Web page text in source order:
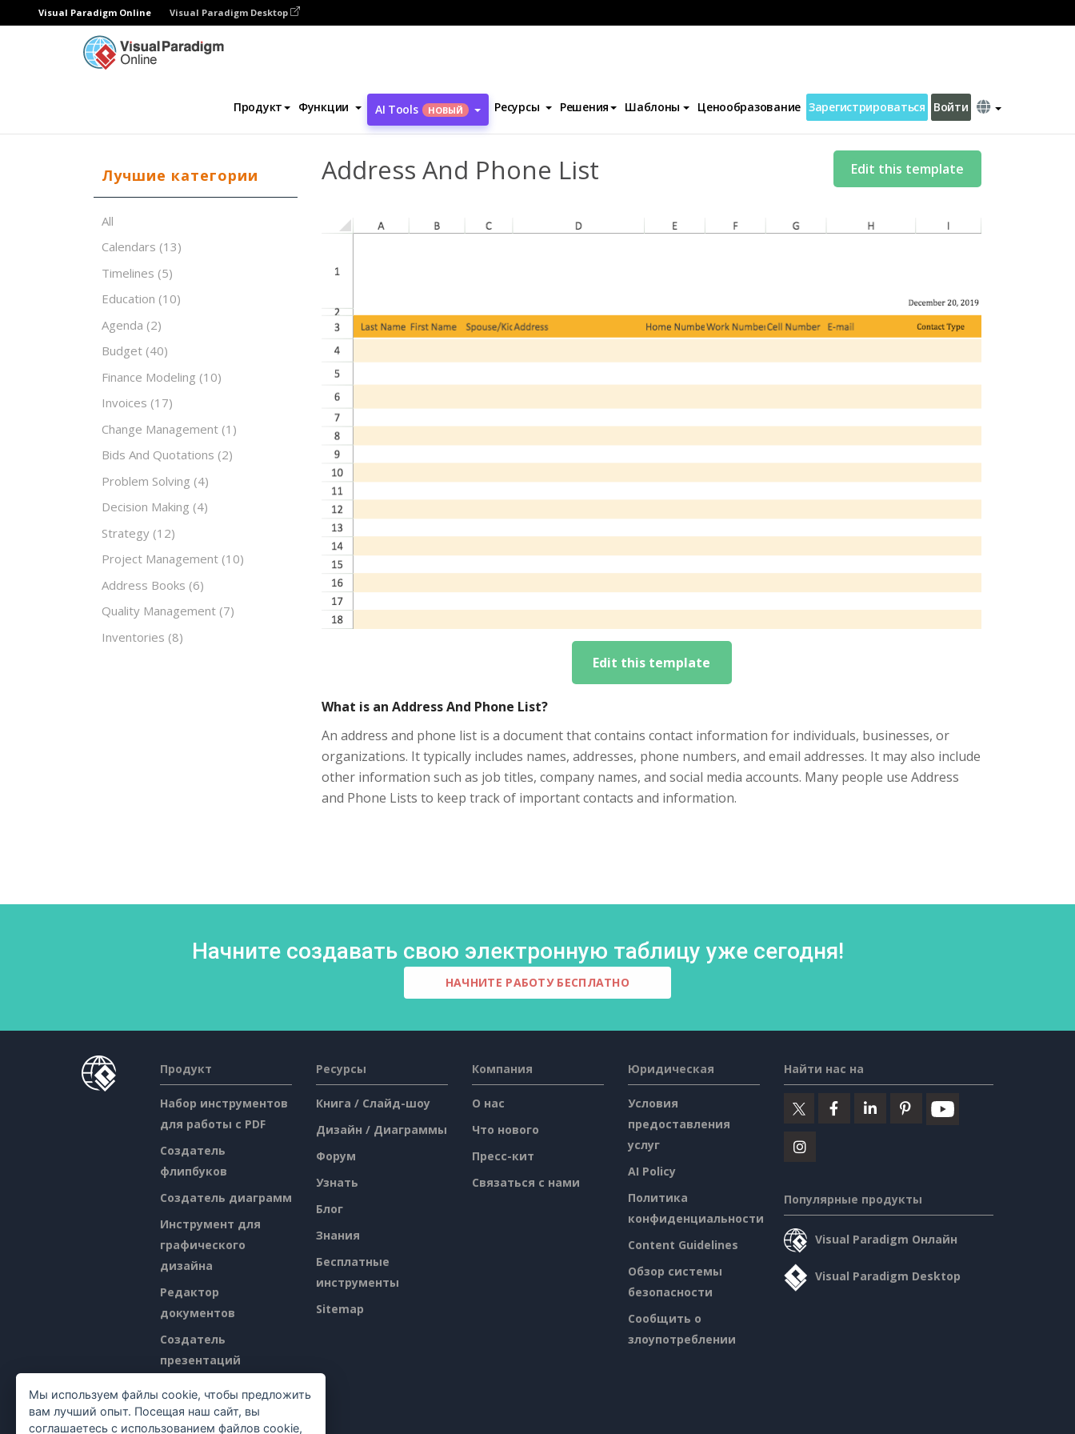
Visual Paradigm Online Visual Paradigm Desktop
Продукт Функции AI Tools НОВЫЙ Ресурсы Решения Шаблоны Ценообразование Зарегистрироваться Войти
Address And Phone List
Лучшие категории
All
Calendars (13)
Timelines (5)
Education (10)
Agenda (2)
Budget (40)
Finance Modeling (10)
Invoices (17)
Change Management (1)
Bids And Quotations (2)
Problem Solving (4)
Decision Making (4)
Strategy (12)
Project Management (10)
Address Books (6)
Quality Management (7)
Inventories (8)
Address And Phone List Edit this template
Edit this template
What is an Address And Phone List?
An address and phone list is a document that contains contact information for individuals, businesses, or
organizations. It typically includes names, addresses, phone numbers, and email addresses. It may also include
other information such as job titles, company names, and social media accounts. Many people use Address
and Phone Lists to keep track of important contacts and information.
Начните создавать свою электронную таблицу уже сегодня!
НАЧНИТЕ РАБОТУ БЕСПЛАТНО
Продукт
Набор инструментов
для работы с PDF
Создатель
флипбуков
Создатель диаграмм
Инструмент для
графического
дизайна
Редактор
документов
Создатель
презентаций
электронных таблиц
Ресурсы
Книга / Слайд-шоу
Дизайн / Диаграммы
Форум
Узнать
Блог
Знания
Бесплатные
инструменты
Sitemap
Компания
О нас
Что нового
Пресс-кит
Связаться с нами
Юридическая
Условия
предоставления
услуг
AI Policy
Политика
конфиденциальности
Content Guidelines
Обзор системы
безопасности
Сообщить о
злоупотреблении
Найти нас на
Популярные продукты
Visual Paradigm Онлайн
Visual Paradigm Desktop
Мы используем файлы cookie, чтобы предложить
вам лучший опыт. Посещая наш сайт, вы
соглашаетесь с использованием файлов cookie,